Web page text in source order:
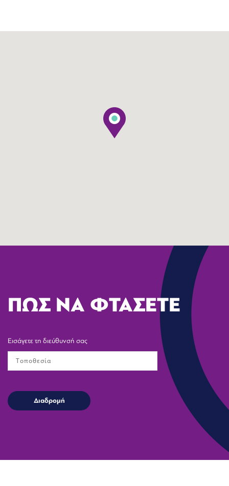
ΠΩΣ ΝΑ ΦΤΑΣΕΤΕ
Εισάγετε τη διεύθυνσή σας